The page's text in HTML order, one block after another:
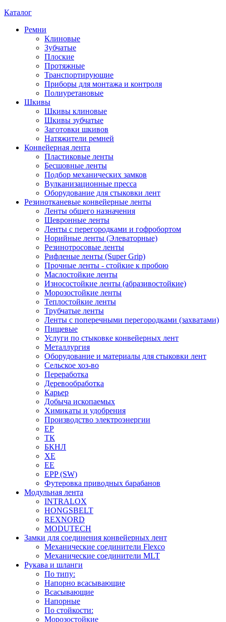
Каталог
Ремни
Клиновые
Зубчатые
Плоские
Протяжные
Транспортирующие
Приборы для монтажа и контроля
Полиуретановые
Шкивы
Шкивы клиновые
Шкивы зубчатые
Заготовки шкивов
Натяжители ремней
Конвейерная лента
Пластиковые ленты
Бесшовные ленты
Подбор механических замков
Вулканизационные пресса
Оборудование для стыковки лент
Резинотканевые конвейерные ленты
Ленты общего назначения
Шевронные ленты
Ленты с перегородками и гофробортом
Норийные ленты (Элеваторные)
Резинотросовые ленты
Рифленые ленты (Super Grip)
Прочные ленты - стойкие к пробою
Маслостойкие ленты
Износостойкие ленты (абразивостойкие)
Морозостойкие ленты
Теплостойкие ленты
Трубчатые ленты
Ленты с поперечными перегородками (захватами)
Пищевые
Услуги по стыковке конвейерных лент
Металлургия
Оборудование и материалы для стыковки лент
Сельское хоз-во
Переработка
Деревообработка
Карьер
Добыча ископаемых
Химикаты и удобрения
Производство электроэнергии
EP
ТК
БКНЛ
XE
EE
EPP (SW)
Футеровка приводных барабанов
Модульная лента
INTRALOX
HONGSBELT
REXNORD
MODUTECH
Замки для соединения конвейерных лент
Механические соединители Flexco
Механические соединители MLT
Рукава и шланги
По типу:
Напорно всасывающие
Всасывающие
Напорные
По стойкости:
Морозостойкие